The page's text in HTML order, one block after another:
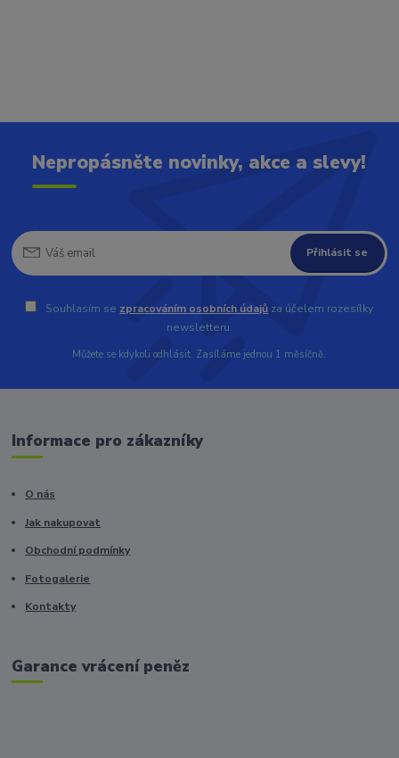
Nepropásněte novinky, akce a slevy!
Přihlásit se
Souhlasím se zpracováním osobních údajů za účelem rozesílky
newsletteru.
Můžete se kdykoli odhlásit. Zasíláme jednou 1 měsíčně.
Informace pro zákazníky
O nás
Jak nakupovat
Obchodní podmínky
Fotogalerie
Kontakty
Garance vrácení peněz